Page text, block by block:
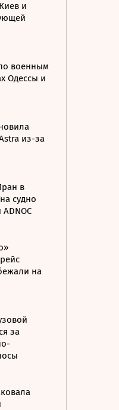
и
военным
Одессы и
из-за
в
судно
на
за